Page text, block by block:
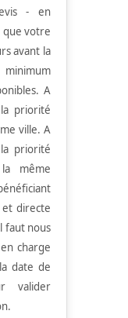
- en
que votre
avant la
A
priorité
ville. A
priorité
même
directe
faut nous
charge
date de
valider